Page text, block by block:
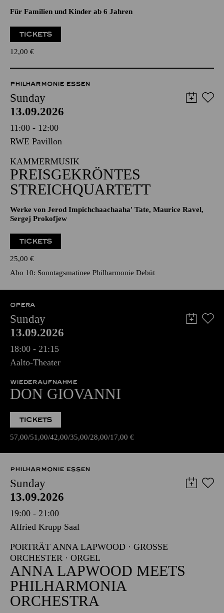
Für Familien und Kinder ab 6 Jahren
TICKETS
12,00 €
PHILHARMONIE ESSEN
Sunday
13.09.2026
11:00 - 12:00
RWE Pavillon
KAMMERMUSIK
PREISGEKRÖNTES
STREICHQUARTETT
Werke von Jerod Impichchaachaaha' Tate, Maurice Ravel,
Sergej Prokofjew
TICKETS
25,00 €
Abo 10: Sonntagsmatinee Philharmonie Debüt
OPERA
Sunday
13.09.2026
18:00 - 21:15
Aalto-Theater
WIEDERAUFNAHME
DON GIOVANNI
TICKETS
57,00 51,00 42,00 35,00 28,00 17,00 €
PHILHARMONIE ESSEN
Sunday
13.09.2026
19:00 - 21:00
Alfried Krupp Saal
PORTRÄT ANNA LAPWOOD · GROSSE O
RCHESTER · ORGEL
ANNA LAPWOOD MEETS
PHILHARMONIA
ORCHESTRA